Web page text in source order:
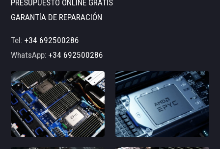
PRESUPUESTO ONLINE GRATIS
GARANTÍA DE REPARACIÓN
Tel:+34 692500286
WhatsApp:+34 692500286